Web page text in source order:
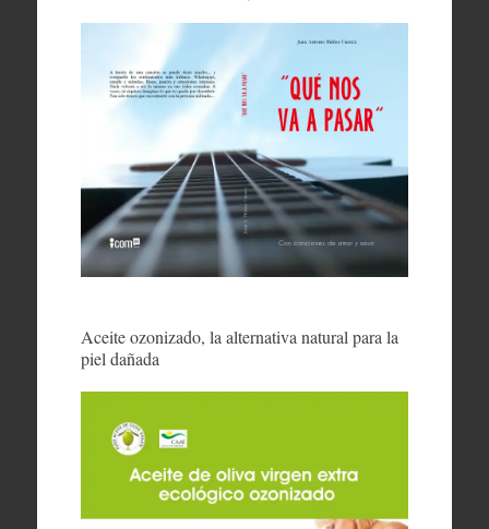
Aceite ozonizado, la alternativa natural para la
piel dañada